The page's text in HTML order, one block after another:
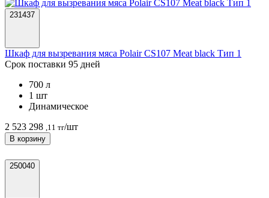
231437
Шкаф для вызревания мяса Polair CS107 Meat black Тип 1
Срок поставки 95 дней
700 л
1 шт
Динамическое
2 523 298 ,11 тг/шт
В корзину
250040